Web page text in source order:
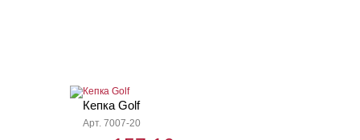
Кепка Golf
Арт. 7007-20